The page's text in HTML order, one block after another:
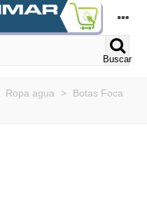
Buscar
Ropa agua >
Botas Foca